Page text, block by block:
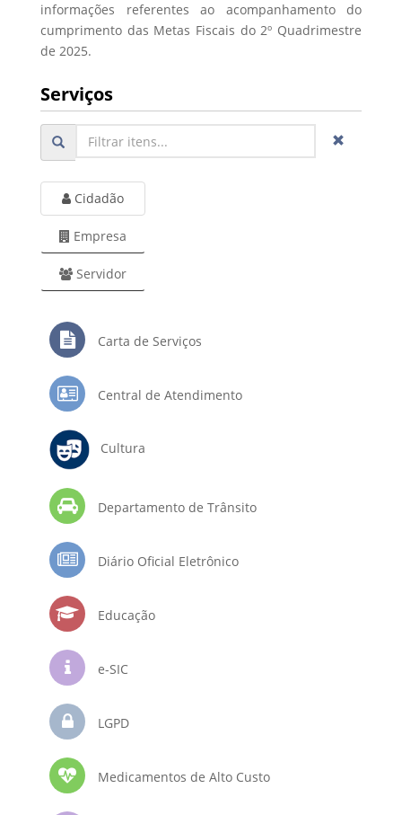
informações referentes ao acompanhamento do
cumprimento das Metas Fiscais do 2º Quadrimestre
de 2025.
Serviços
Cidadão
Empresa
Servidor
Carta de Serviços
Central de Atendimento
Cultura
Departamento de Trânsito
Diário Oficial Eletrônico
Educação
e-SIC
LGPD
Medicamentos de Alto Custo